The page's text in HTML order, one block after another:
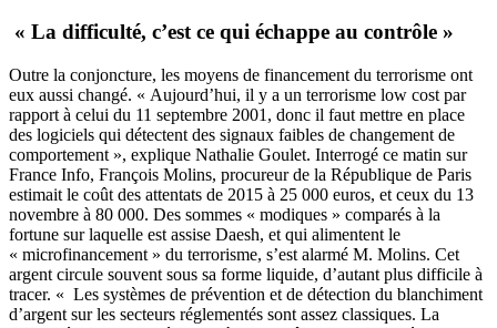
« La difficulté, c’est ce qui échappe au contrôle »
Outre la conjoncture, les moyens de financement du terrorisme ont
eux aussi changé. « Aujourd’hui, il y a un terrorisme low cost par
rapport à celui du 11 septembre 2001, donc il faut mettre en place
des logiciels qui détectent des signaux faibles de changement de
comportement », explique Nathalie Goulet. Interrogé ce matin sur
France Info, François Molins, procureur de la République de Paris
estimait le coût des attentats de 2015 à 25 000 euros, et ceux du 13
novembre à 80 000. Des sommes « modiques » comparés à la
fortune sur laquelle est assise Daesh, et qui alimentent le
« microfinancement » du terrorisme, s’est alarmé M. Molins. Cet
argent circule souvent sous sa forme liquide, d’autant plus difficile à
tracer. « Les systèmes de prévention et de détection du blanchiment
d’argent sur les secteurs réglementés sont assez classiques. La